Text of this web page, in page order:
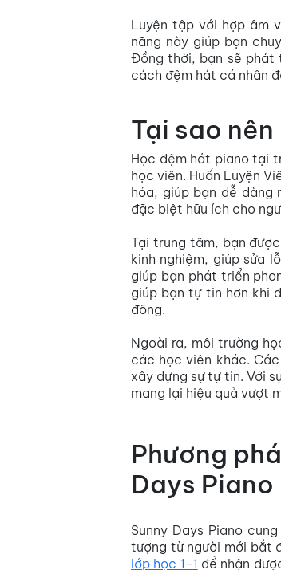
Luyện tập với hợp âm
năng này giúp bạn
Đồng thời, bạn sẽ phát
cách đệm hát cá nhân
Tại sao
Học đệm hát piano tại
học viên. Huấn Luyện
hóa, giúp bạn dễ
đặc biệt hữu ích cho
Tại trung tâm, bạn
kinh nghiệm, giúp sửa
giúp bạn phát triển
giúp bạn tự tin hơn khi
đông.
Ngoài ra, môi trường
các học viên khác.
xây dựng sự tự tin. Với
mang lại hiệu quả vượt
Phương
Days Piano
Sunny Days Piano
tượng từ người mới bắt
lớp học 1-1 để nhận